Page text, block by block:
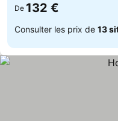
De 132 €
Consulter les prix de 13